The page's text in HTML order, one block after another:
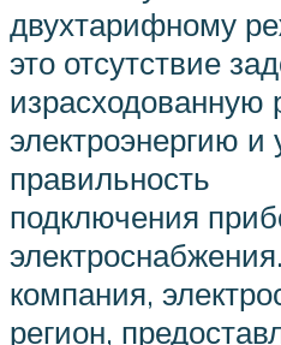
двухтарифному
это отсутствие
израсходованную
электроэнергию и
правильность
подключения
компания,
регион,